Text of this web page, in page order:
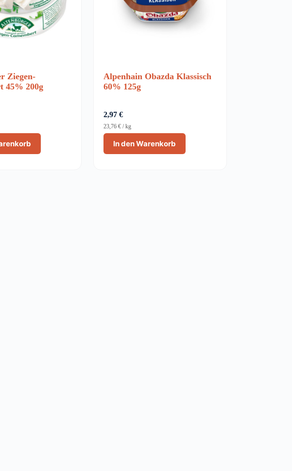
Ziegen-
45% 200g
Alpenhain Obazda Klassisch
60% 125g
2,97€
In den Warenkorb
23,76€ /kg